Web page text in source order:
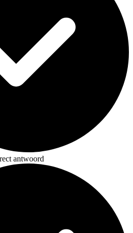
antwoord